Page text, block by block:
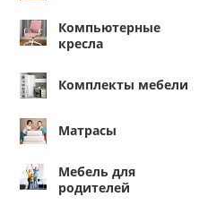
Компьютерные
кресла
Комплекты мебели
Матрасы
Мебель для
родителей